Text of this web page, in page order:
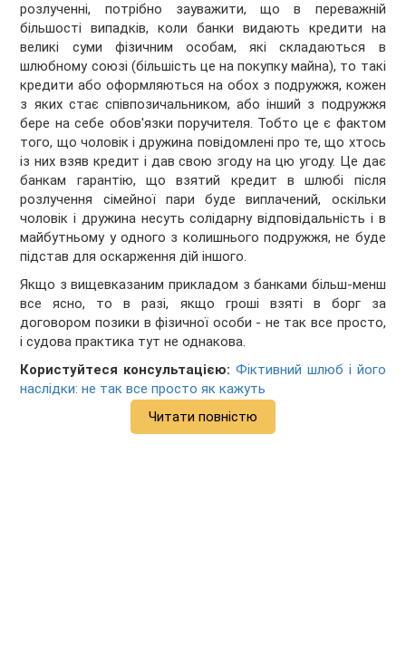
розлученні, потрібно зауважити, що в переважній
більшості випадків, коли банки видають кредити на
великі суми фізичним особам, які складаються в
шлюбному союзі (більшість це на покупку майна), то такі
кредити або оформляються на обох з подружжя, кожен
з яких стає співпозичальником, або інший з подружжя
бере на себе обов'язки поручителя. Тобто це є фактом
того, що чоловік і дружина повідомлені про те, що хтось
із них взяв кредит і дав свою згоду на цю угоду. Це дає
банкам гарантію, що взятий кредит в шлюбі після
розлучення сімейної пари буде виплачений, оскільки
чоловік і дружина несуть солідарну відповідальність і в
майбутньому у одного з колишнього подружжя, не буде
підстав для оскарження дій іншого.
Якщо з вищевказаним прикладом з банками більш-менш
все ясно, то в разі, якщо гроші взяті в борг за
договором позики в фізичної особи - не так все просто,
і судова практика тут не однакова.
Користуйтеся консультацією: Фіктивний шлюб і його
наслідки: не так все просто як кажуть
Читати повністю